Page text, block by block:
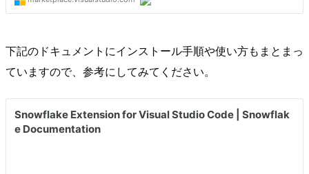
下記のドキュメントにインストール手順や使い方もまとまっ
ていますので、参考にしてみてください。